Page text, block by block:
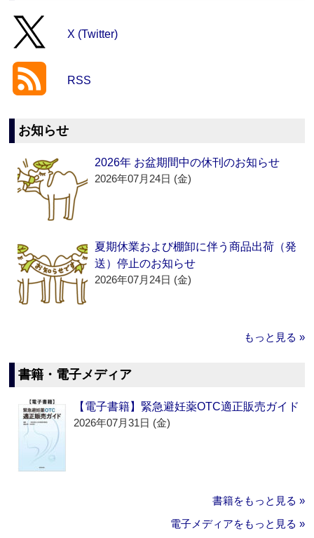
X (Twitter)
RSS
お知らせ
2026年 お盆期間中の休刊のお知らせ
2026年07月24日 (金)
夏期休業および棚卸に伴う商品出荷（発
送）停止のお知らせ
2026年07月24日 (金)
もっと見る »
書籍・電子メディア
【電子書籍】緊急避妊薬OTC適正販売ガイド
2026年07月31日 (金)
書籍をもっと見る »
電子メディアをもっと見る »